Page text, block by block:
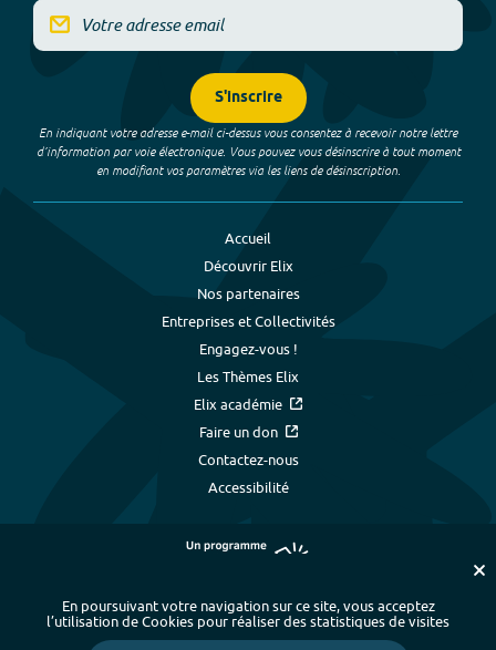
S'inscrire
En indiquant votre adresse e-mail ci-dessus vous consentez à recevoir notre lettre
d’information par voie électronique. Vous pouvez vous désinscrire à tout moment
en modifiant vos paramètres via les liens de désinscription.
Accueil
Découvrir Elix
Nos partenaires
Entreprises et Collectivités
Engagez-vous !
Les Thèmes Elix
Elix académie
Faire un don
Contactez-nous
Accessibilité
Plan du site - Index alphabétique -
En poursuivant votre navigation sur ce site, vous acceptez
l’utilisation de Cookies pour réaliser des statistiques de visites